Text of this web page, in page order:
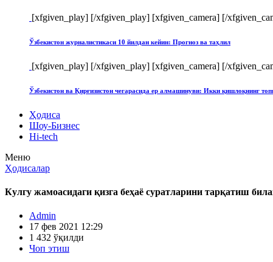
[xfgiven_play] [/xfgiven_play] [xfgiven_camera] [/
Ўзбекистон журналистикаси 10 йилдан кейин: Прогноз ва таҳлил
[xfgiven_play] [/xfgiven_play] [xfgiven_camera] [/
Ўзбекистон ва Қирғизистон чегарасида ер алмашинуви: Икки қишлоқнинг
Ҳодиса
Шоу-Бизнес
Hi-tech
Меню
Ҳодисалар
Кулгу жамоасидаги қизга беҳаё суратларини тарқатиш
Admin
17 фев 2021 12:29
1 432 ўқилди
Чоп этиш